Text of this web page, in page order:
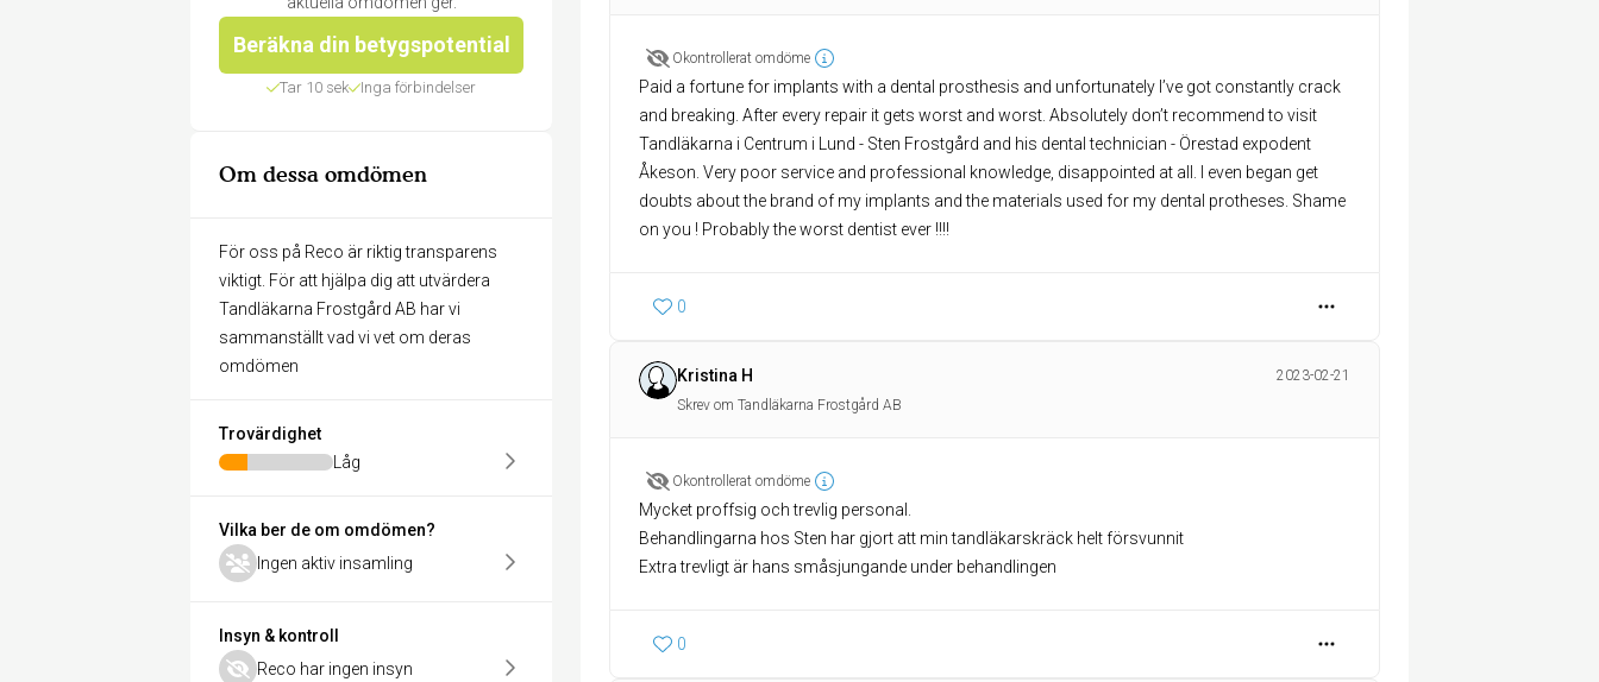
Beräkna din betygspotential
Tar 10 sek Inga förbindelser
Om dessa omdömen
För oss på Reco är riktig transparens
viktigt. För att hjälpa dig att utvärdera
Tandläkarna Frostgård AB har vi
sammanställt vad vi vet om deras
omdömen
Trovärdighet
Låg
Vilka ber de om omdömen?
Ingen aktiv insamling
Insyn & kontroll
Reco har ingen insyn
Okontrollerat omdöme
Paid a fortune for implants with a dental prosthesis and unfortunately I’ve got constantly crack
and breaking. After every repair it gets worst and worst. Absolutely don’t recommend to visit
Tandläkarna i Centrum i Lund - Sten Frostgård and his dental technician - Örestad expodent
Åkeson. Very poor service and professional knowledge, disappointed at all. I even began get
doubts about the brand of my implants and the materials used for my dental protheses. Shame
on you ! Probably the worst dentist ever !!!!
0
Kristina H
2023-02-21
Skrev om Tandläkarna Frostgård AB
Okontrollerat omdöme
Mycket proffsig och trevlig personal.
Behandlingarna hos Sten har gjort att min tandläkarskräck helt försvunnit
Extra trevligt är hans småsjungande under behandlingen
0